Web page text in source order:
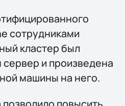
сотрудниками
кластер был
и произведена
машины на него.